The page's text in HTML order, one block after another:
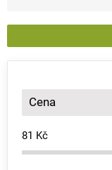
e
í
o
d
u
k
t
Cena
81 Kč